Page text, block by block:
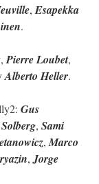
, Esapekka
.
, Pierre Loubet,
Alberto Heller.
Gus
, Sami
, Marco
, Jorge